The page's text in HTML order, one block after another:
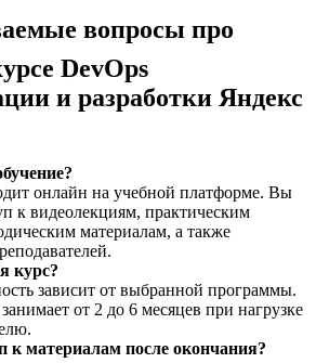
вопросы про
DevOps
и разработки Яндекс
онлайн на учебной платформе. Вы
к видеолекциям, практическим
материалам, а также
курс?
зависит от выбранной программы.
от 2 до 6 месяцев при нагрузке
к материалам после окончания?